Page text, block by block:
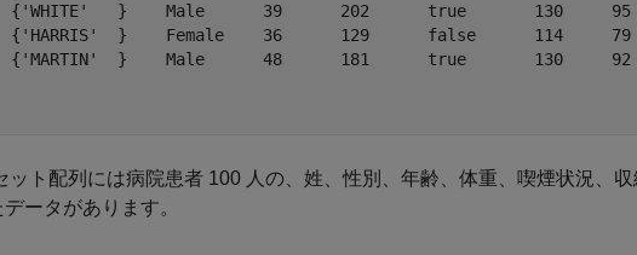
{'WHITE'   }    Male      39      202      true       130     95
{'HARRIS'  }    Female    36      129      false      114     79
{'MARTIN'  }    Male      48      181      true       130     92
ット配列には病院患者 100 人の、姓、性別、年齢、体重、喫煙状況、
ータがあります。